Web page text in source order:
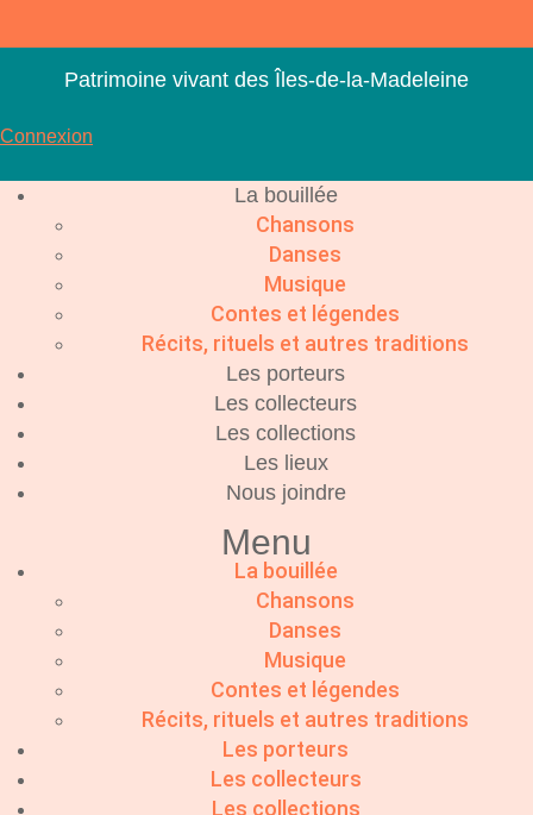
contenu
Patrimoine vivant des Îles-de-la-Madeleine
Connexion
La bouillée
Chansons
Danses
Musique
Contes et légendes
Récits, rituels et autres traditions
Les porteurs
Les collecteurs
Les collections
Les lieux
Nous joindre
Menu
La bouillée
Chansons
Danses
Musique
Contes et légendes
Récits, rituels et autres traditions
Les porteurs
Les collecteurs
Les collections